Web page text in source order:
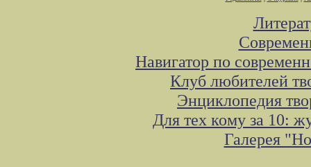
Навигатор по
Клуб любителей
Энциклопедия
Для тех кому за 10:
Галерея